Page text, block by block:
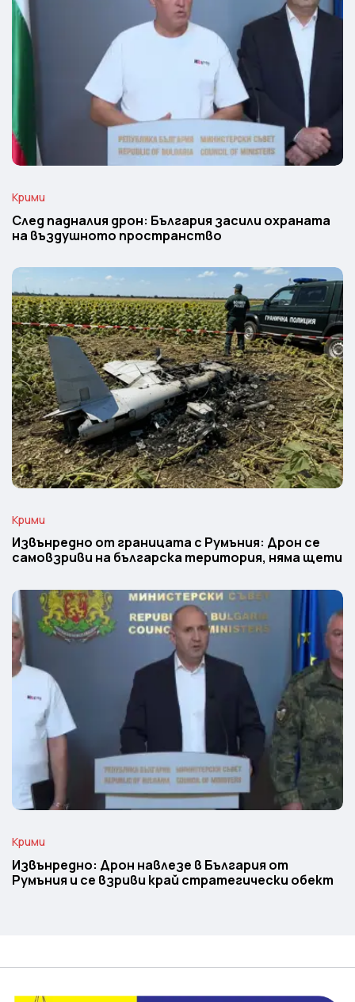
Крими
След падналия дрон: България засили охраната
на въздушното пространство
Крими
Извънредно от границата с Румъния: Дрон се
самовзриви на българска територия, няма щети
Крими
Извънредно: Дрон навлезе в България от
Румъния и се взриви край стратегически обект